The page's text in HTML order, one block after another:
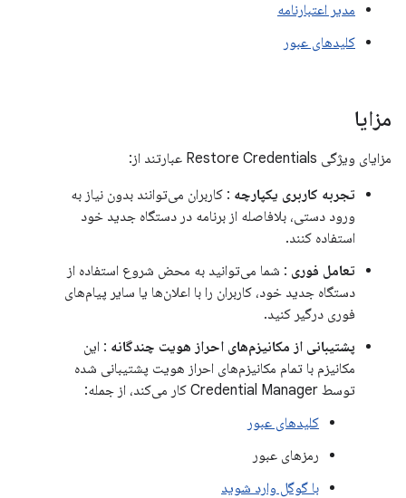
مدیر اعتبارنامه
کلیدهای عبور
مزایا
مزایای ویژگی Restore Credentials عبارتند از:
تجربه کاربری یکپارچه : کاربران می‌توانند بدون نیاز به
ورود دستی، بلافاصله از برنامه در دستگاه جدید خود
استفاده کنند.
تعامل فوری : شما می‌توانید به محض شروع استفاده از
دستگاه جدید خود، کاربران را با اعلان‌ها یا سایر پیام‌های
فوری درگیر کنید.
پشتیبانی از مکانیزم‌های احراز هویت چندگانه : این
مکانیزم با تمام مکانیزم‌های احراز هویت پشتیبانی شده
توسط Credential Manager کار می‌کند، از جمله:
کلیدهای عبور
رمزهای عبور
با گوگل وارد شوید